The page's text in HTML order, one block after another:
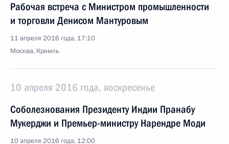
Рабочая встреча с Министром промышленности
и торговли Денисом Мантуровым
11 апреля 2016 года, 17:10
Москва, Кремль
10 апреля 2016 года, воскресенье
Соболезнования Президенту Индии Пранабу
Мукерджи и Премьер-министру Нарендре Моди
10 апреля 2016 года, 12:00